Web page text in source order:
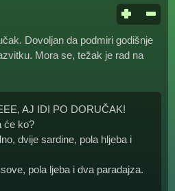
Dovoljan da podmiri godišnje
Mora se, težak je rad na
AJ IDI PO DORUČAK!
će ko?
dvije sardine, pola hljeba i
pola ljeba i dva paradajza.